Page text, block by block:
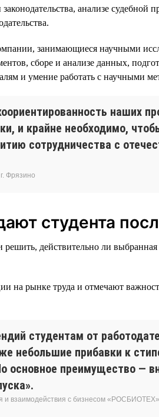
анализе
занимающиеся научными
сборе и анализе данных,
и умение работать с научными
наших
и крайне необходимо,
сотрудничества с
Фрязино
студента
действительно ли
на рынке труда и отмечают
студентам от
небольшие прибавки к
преимущество —
и взаимодействия с бизнесом «РОСБИОТЕХ»